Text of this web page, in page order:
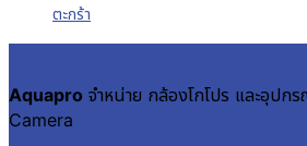
ตะกร้า
Aquapro จำหน่าย กล้องโกโปร และอุป
Camera